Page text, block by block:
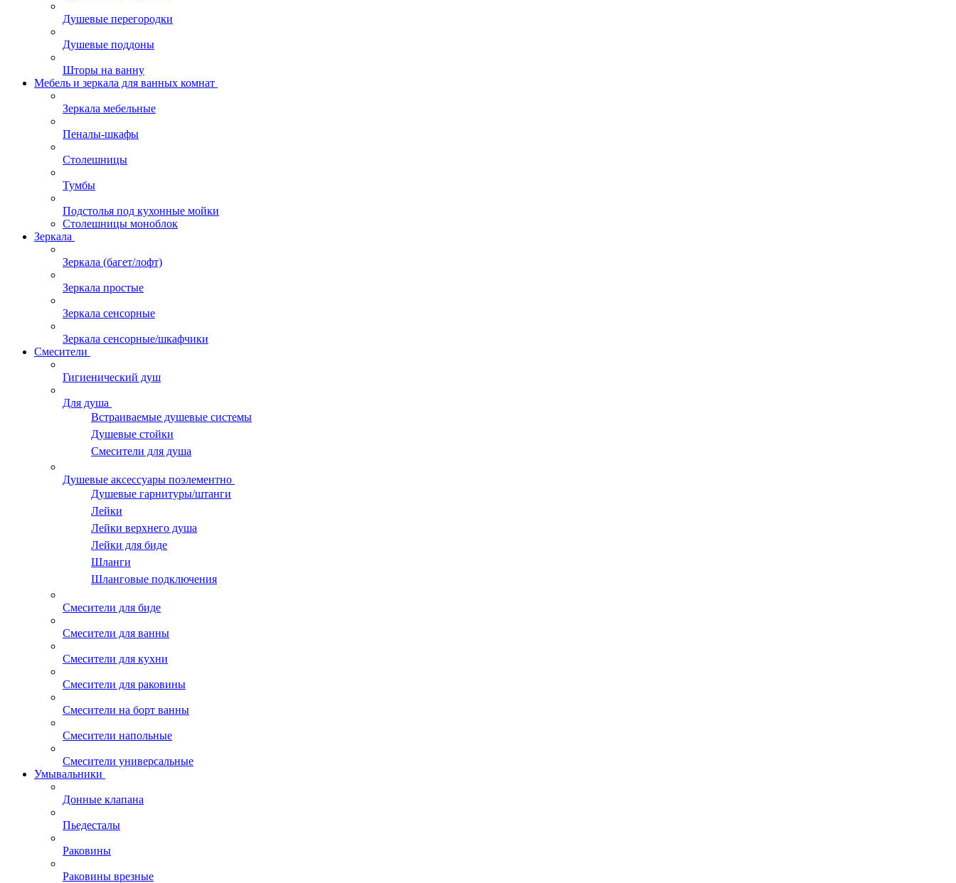
Душевые перегородки
Душевые поддоны
Шторы на ванну
Мебель и зеркала для ванных комнат
Зеркала мебельные
Пеналы-шкафы
Столешницы
Тумбы
Подстолья под кухонные мойки
Столешницы моноблок
Зеркала
Зеркала (багет/лофт)
Зеркала простые
Зеркала сенсорные
Зеркала сенсорные/шкафчики
Смесители
Гигиенический душ
Для душа
Встраиваемые душевые системы
Душевые стойки
Смесители для душа
Душевые аксессуары поэлементно
Душевые гарнитуры/штанги
Лейки
Лейки верхнего душа
Лейки для биде
Шланги
Шланговые подключения
Смесители для биде
Смесители для ванны
Смесители для кухни
Смесители для раковины
Смесители на борт ванны
Смесители напольные
Смесители универсальные
Умывальники
Донные клапана
Пьедесталы
Раковины
Раковины врезные